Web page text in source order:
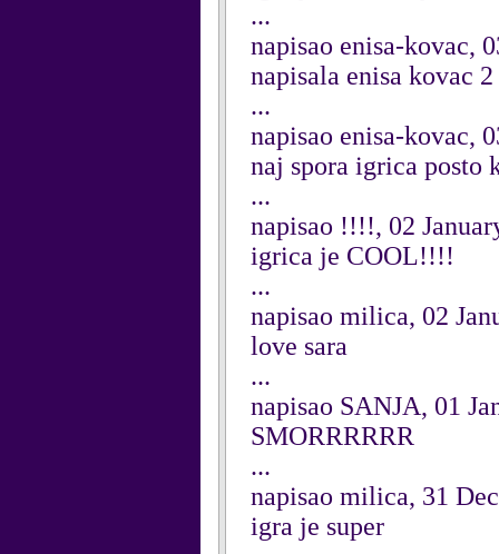
...
napisao enisa-kovac,
napisala enisa kovac
...
napisao enisa-kovac,
naj spora igrica posto
...
napisao !!!!, 02
igrica je COOL!!!!
...
napisao milica, 02
love sara
...
napisao SANJA, 01
SMORRRRRR
...
napisao milica, 31
igra je super